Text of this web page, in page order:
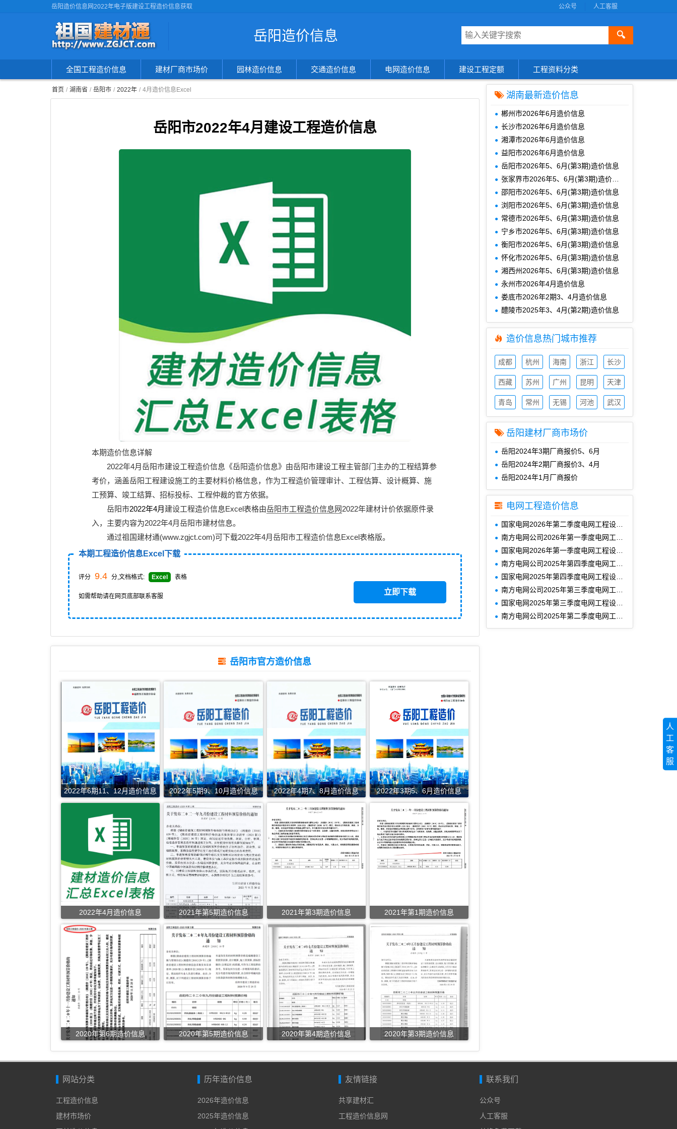
岳阳造价信息网2022年电子版建设工程造价信息获取 人工客服
公众号
岳阳造价信息 🔍
信
息
全国工程造价信息 建材厂商市场价 园林造价信息 交通造价信息 电网造价信息 建设工程定额 工程资料分类
首页 湖南省 岳阳市 2022年 4月造价信息Excel
岳阳市2022年4月建设工程造价信息
本期造价信息详解
2022年4月岳阳市建设工程造价信息《岳阳造价信息》由岳阳市建设工程主管部门主办的工程结算参
考价，涵盖岳阳工程建设施工的主要材料价格信息，作为工程造价管理审计、工程估算、设计概算、施
工预算、竣工结算、招标投标、工程仲裁的官方依据。
岳阳市2022年4月 建设工程造价信息Excel表格由岳阳市工程造价信息网2022年建材计价依据原件录
入，主要内容为2022年4月岳阳市建材信息。
通过祖国建材通(www.zgjct.com)可下载2022年4月岳阳市工程造价信息Excel表格版。
本期工程造价信息Excel下载
评分 9.4 分,文档格式: Excel 表格
如需帮助请在网页底部联系客服 立即下载
岳阳市官方造价信息
2022年6期11、12月造价信息 2022年5期9、10月造价信息 2022年4期7、8月造价信息 2022年3期5、6月造价信息
2022年4月造价信息 2021年第5期造价信息 2021年第3期造价信息 2021年第1期造价信息
2020年第6期造价信息 2020年第5期造价信息 2020年第4期造价信息 2020年第3期造价信息
湖南最新造价信息
郴州市2026年6月造价信息
长沙市2026年6月造价信息
湘潭市2026年6月造价信息
益阳市2026年6月造价信息
岳阳市2026年5、6月(第3期)造价信息
张家界市2026年5、6月(第3期)造价信息
邵阳市2026年5、6月(第3期)造价信息
浏阳市2026年5、6月(第3期)造价信息
常德市2026年5、6月(第3期)造价信息
宁乡市2026年5、6月(第3期)造价信息
衡阳市2026年5、6月(第3期)造价信息
怀化市2026年5、6月(第3期)造价信息
湘西州2026年5、6月(第3期)造价信息
永州市2026年4月造价信息
娄底市2026年2期3、4月造价信息
醴陵市2025年3、4月(第2期)造价信息
造价信息热门城市推荐
成都
信息
杭州
信息
海南
信息
浙江
信息
长沙
信息
西藏
信息
苏州
信息
广州
信息
昆明
信息
天津
信息
青岛
信息
常州
信息
无锡
信息
河池
信息
武汉
信息
岳阳建材厂商市场价
岳阳2024年3期厂商报价5、6月
岳阳2024年2期厂商报价3、4月
岳阳2024年1月厂商报价
电网工程造价信息
国家电网2026年第二季度电网工程设备材料信息价
南方电网公司2026年第一季度电网工程主要设备材料信息价
国家电网2026年第一季度电网工程设备材料信息价
南方电网公司2025年第四季度电网工程主要设备材料信息价
国家电网2025年第四季度电网工程设备材料信息价
南方电网公司2025年第三季度电网工程主要设备材料信息价
国家电网2025年第三季度电网工程设备材料信息价
南方电网公司2025年第二季度电网工程主要设备材料信息价
网站分类
工程造价信息
建材市场价
历年造价信息
2026年造价信息
2025年造价信息
友情链接
共享建材汇
工程造价信息网
联系我们
公众号
人工客服
人
工
客
服